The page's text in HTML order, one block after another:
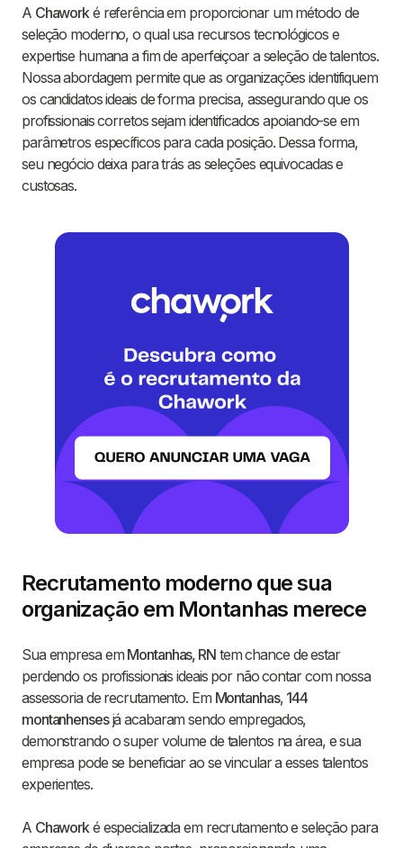
A Chaworké referência em proporcionar um método de
seleção moderno, o qual usa recursos tecnológicos e
expertise humana a fim de aperfeiçoar a seleção de talentos.
Nossa abordagem permite que as organizações identifiquem
os candidatos ideais de forma precisa, assegurando que os
profissionais corretos sejam identificados apoiando-se em
parâmetros específicos para cada posição. Dessa forma,
seu negócio deixa para trás as seleções equivocadas e
custosas.
Recrutamento moderno que sua
organização em Montanhas merece
Sua empresa em Montanhas, RNtem chance de estar
perdendo os profissionais ideais por não contar com nossa
assessoria de recrutamento. Em Montanhas, 144
montanhensesjá acabaram sendo empregados,
demonstrando o super volume de talentos na área, e sua
empresa pode se beneficiar ao se vincular a esses talentos
experientes.
A Chaworké especializada em recrutamento e seleção para